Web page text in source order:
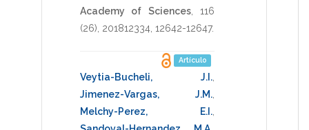
Academy of Sciences,116
(26), 201812334 12642-12647.
Artículo
Veytia-Bucheli, J.I.
Jimenez-Vargas, J.M.
Melchy-Perez, E.I.